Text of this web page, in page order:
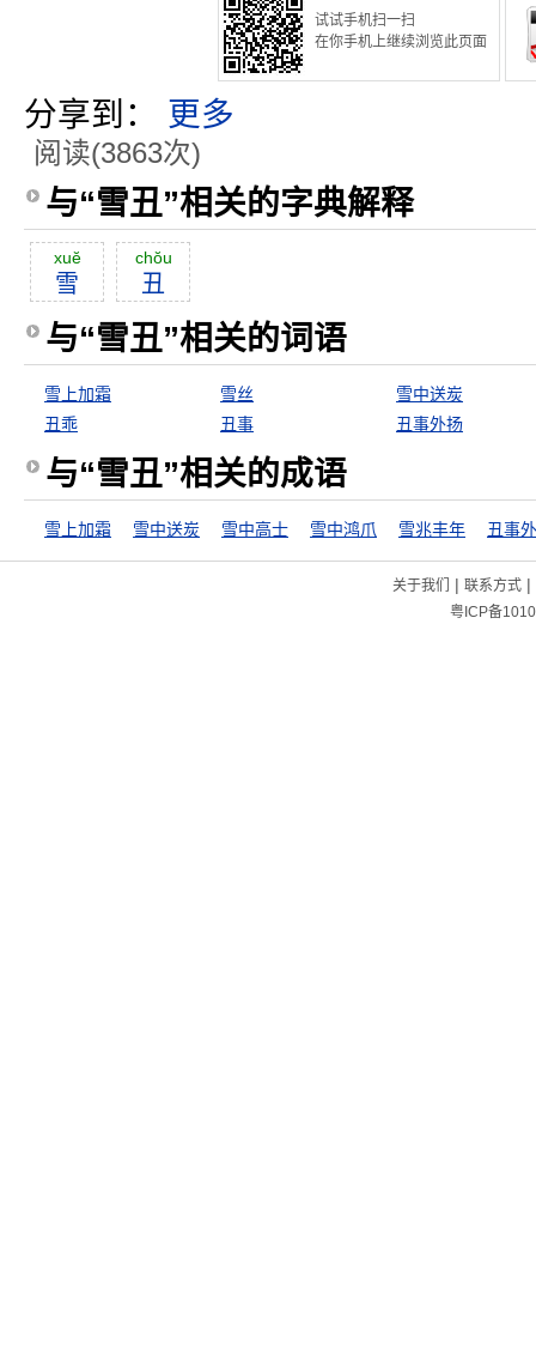
试试手机扫一扫
在你手机上继续浏览此页面
分享到： 更多
阅读(3863次)
与“雪丑”相关的字典解释
xuĕ
雪
chŏu
丑
与“雪丑”相关的词语
雪上加霜 雪丝
雪中送炭
丑乖
丑事 丑事外扬
与“雪丑”相关的成语
雪上加霜 雪中送炭 雪中高士 雪中鸿爪 雪兆丰年 丑事
关于我们 | 联系方式|
粤ICP备